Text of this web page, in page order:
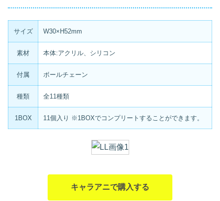
サイズ W30×H52mm
素材 本体:アクリル、シリコン
付属 ボールチェーン
種類 全11種類
1BOX 11個入り ※1BOXでコンプリートすることができます。
キャラアニで購入する